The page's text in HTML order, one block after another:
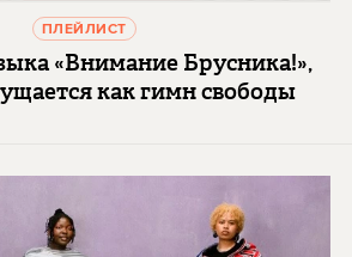
ПЛЕЙЛИСТ
«Внимание Брусника!»,
как гимн свободы